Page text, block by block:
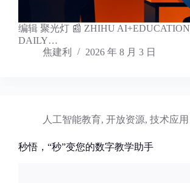
编辑 聚光灯 📰 ZHIHU AI+EDUCATION
DAILY…
焦建利
2026 年 8 月 3 日
人工智能教育, 开放资源, 技术应用
秒悟，“秒”变您的数字教学助手